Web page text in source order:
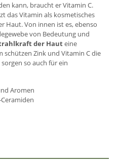
kann, braucht er Vitamin C.
das Vitamin als kosmetisches
Haut. Von innen ist es, ebenso
von Bedeutung und
der Hauteine
schützen Zink und Vitamin C die
so auch für ein
Aromen